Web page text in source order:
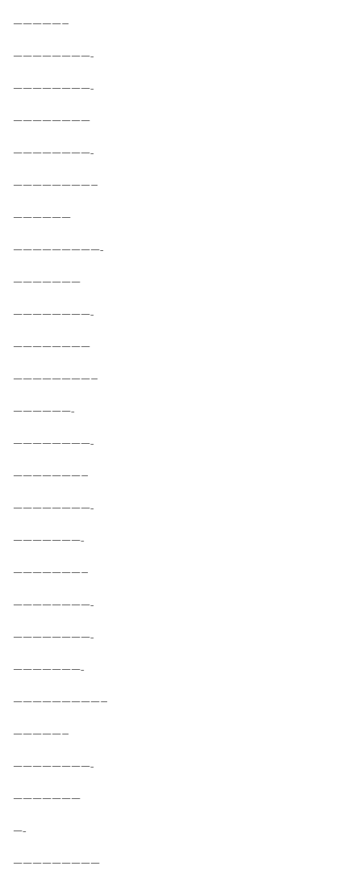
—————–
————————-
————————-
————————
————————-
————————–
——————
—————————-
———————
————————-
————————
————————–
——————-
————————-
———————–
————————-
———————-
———————–
————————-
————————-
———————-
—————————–
—————–
————————-
———————
—-
—————————